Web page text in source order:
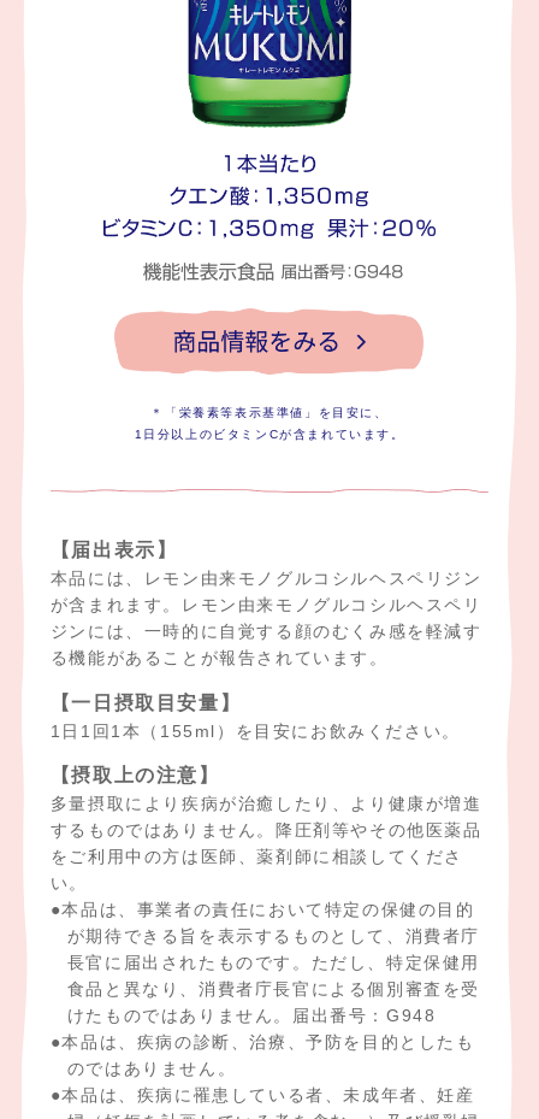
＊「栄養素等表示基準値」を目安に、
1日分以上のビタミンCが含まれています。
【届出表示】
本品には、レモン由来モノグルコシルヘスペリジン
が含まれます。レモン由来モノグルコシルヘスペリ
ジンには、一時的に自覚する顔のむくみ感を軽減す
る機能があることが報告されています。
【一日摂取目安量】
1日1回1本（155ml）を目安にお飲みください。
【摂取上の注意】
多量摂取により疾病が治癒したり、より健康が増進
するものではありません。降圧剤等やその他医薬品
をご利用中の方は医師、薬剤師に相談してくださ
い。
本品は、事業者の責任において特定の保健の目的
が期待できる旨を表示するものとして、消費者庁
長官に届出されたものです。ただし、特定保健用
食品と異なり、消費者庁長官による個別審査を受
けたものではありません。届出番号：G948
本品は、疾病の診断、治療、予防を目的としたも
のではありません。
本品は、疾病に罹患している者、未成年者、妊産